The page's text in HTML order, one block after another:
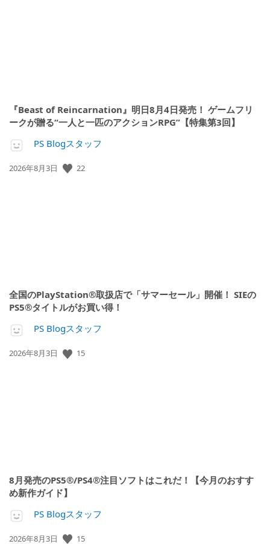
『Beast of Reincarnation』明日8月4日発売！ ゲームフリ
ークが贈る“一人と一匹のアクションRPG”【特集第3回】
PS Blogスタッフ
公
2026年8月3日 22
全国のPlayStation®取扱店で「サマーセール」開催！ SIEの
PS5®タイトルがお買い得！
PS Blogスタッフ
公
2026年8月3日 15
8月発売のPS5®/PS4®注目ソフトはこれだ！【今月のおすす
め新作ガイド】
PS Blogスタッフ
公
2026年8月3日 15